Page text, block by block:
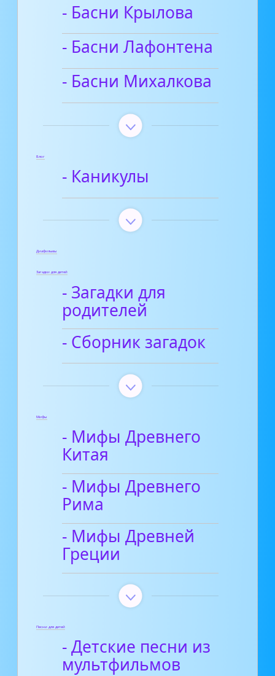
- Басни Крылова
- Басни Лафонтена
- Басни Михалкова
Блог
- Каникулы
Диафильмы
Загадки для детей
- Загадки для
родителей
- Сборник загадок
Мифы
- Мифы Древнего
Китая
- Мифы Древнего
Рима
- Мифы Древней
Греции
Песни для детей
- Детские песни из
мультфильмов